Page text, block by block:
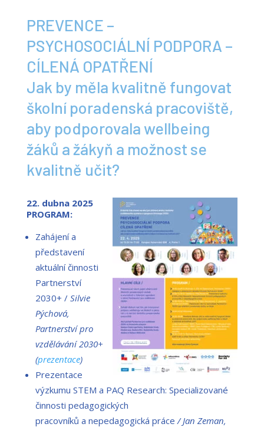
PREVENCE –
PSYCHOSOCIÁLNÍ PODPORA –
CÍLENÁ OPATŘENÍ
Jak by měla kvalitně fungovat
školní poradenská pracoviště,
aby podporovala wellbeing
žáků a žákyň a možnost se
kvalitně učit?
22. dubna 2025
PROGRAM:
Zahájení a
představení
aktuální činnosti
Partnerství
2030+ / Silvie
Pýchová,
Partnerství pro
vzdělávání 2030+
(prezentace)
Prezentace
výzkumu STEM a PAQ Research: Specializované
činnosti pedagogických
pracovníků a nepedagogická práce / Jan Zeman,